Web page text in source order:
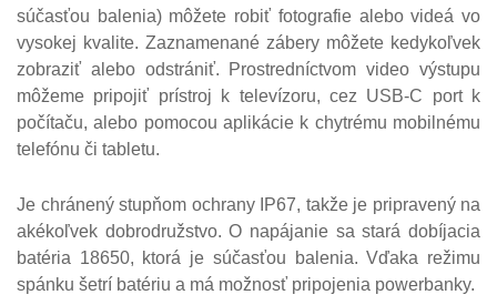
súčasťou balenia) môžete robiť fotografie alebo videá vo
vysokej kvalite. Zaznamenané zábery môžete kedykoľvek
zobraziť alebo odstrániť. Prostredníctvom video výstupu
môžeme pripojiť prístroj k televízoru, cez USB-C port k
počítaču, alebo pomocou aplikácie k chytrému mobilnému
telefónu či tabletu.
Je chránený stupňom ochrany IP67, takže je pripravený na
akékoľvek dobrodružstvo.O napájanie sa stará dobíjacia
batéria 18650, ktorá je súčasťou balenia.Vďaka režimu
spánku šetrí batériu a má možnosť pripojenia powerbanky.